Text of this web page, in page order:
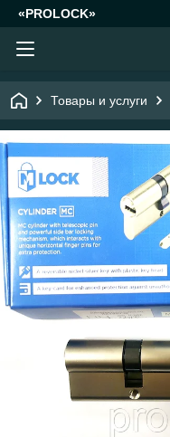
«PROLOCK»
Товары и услуги